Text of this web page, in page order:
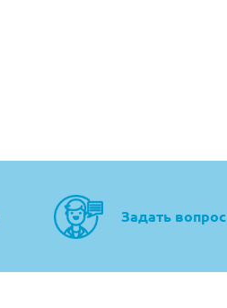
Задать вопрос